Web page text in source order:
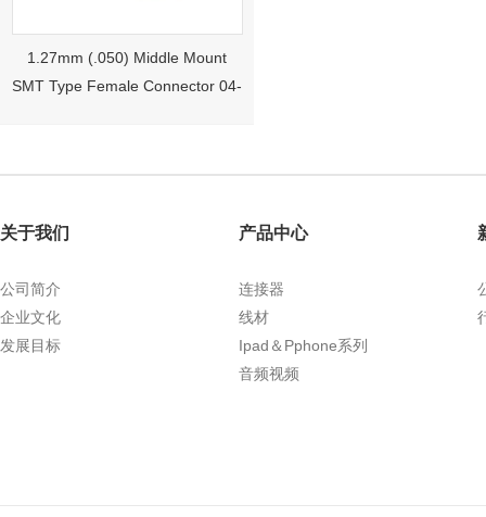
SMT Type Female Connector 04-
26Pin Tyco 188275
1.27mm (.050) Right Angle DIP
Type Female Connector 04-26Pin
关于我们
公司简介
企业文化
发展目标
产品中心
连接器
线材
Ipad＆Pphone系列
音频视频